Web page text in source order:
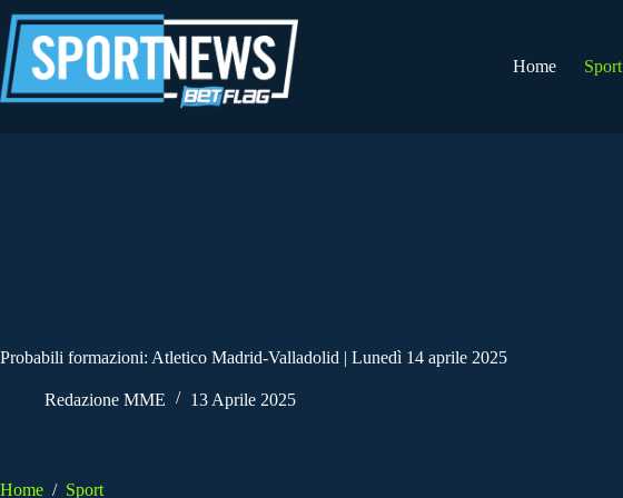
al
contenuto
Home
Sport
Probabili formazioni: Atletico Madrid-Valladolid | Lunedì 14 aprile 2025
Redazione MME 13 Aprile 2025
Home / Sport